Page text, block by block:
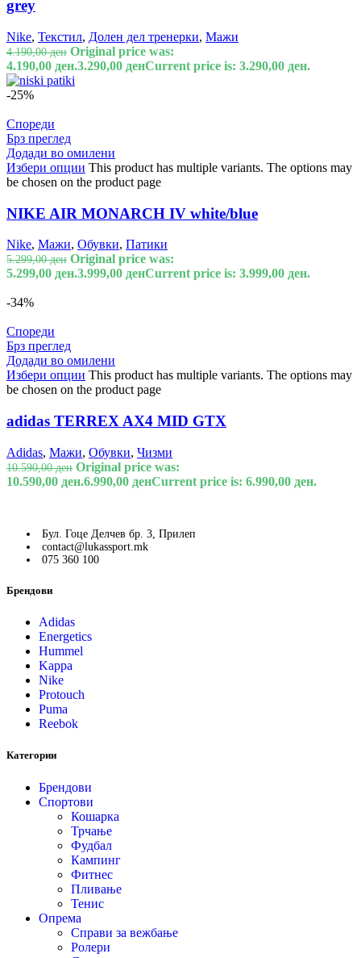
grey
Nike, Текстил, Долен дел тренерки, Мажи
4.190,00ден Original price was:
4.190,00 ден.3.290,00 денCurrent price is: 3.290,00 ден.
-25%
Спореди
Брз преглед
Додади во омилени
Избери опции This product has multiple variants. The options may
be chosen on the product page
NIKE AIR MONARCH IV white/blue
Nike, Мажи, Обувки, Патики
5.299,00ден Original price was:
5.299,00 ден.3.999,00 денCurrent price is: 3.999,00 ден.
-34%
Спореди
Брз преглед
Додади во омилени
Избери опции This product has multiple variants. The options may
be chosen on the product page
adidas TERREX AX4 MID GTX
Adidas, Мажи, Обувки, Чизми
10.590,00ден Original price was:
10.590,00 ден.6.990,00 денCurrent price is: 6.990,00 ден.
Бул. Гоце Делчев бр. 3, Прилеп
contact@lukassport.mk
075 360 100
Брендови
Adidas
Energetics
Hummel
Kappa
Nike
Protouch
Puma
Reebok
Категории
Брендови
Спортови
Кошарка
Трчање
Фудбал
Кампинг
Фитнес
Пливање
Тенис
Опрема
Справи за вежбање
Ролери